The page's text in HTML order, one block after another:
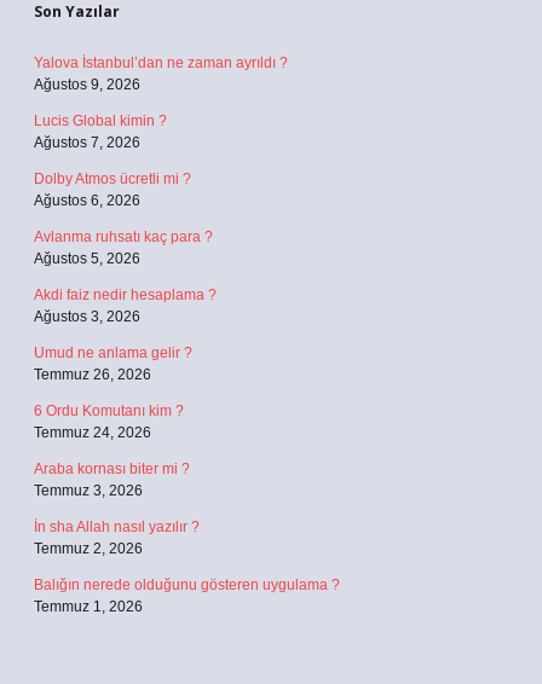
Son Yazılar
Yalova İstanbul’dan ne zaman ayrıldı ?
Ağustos 9, 2026
Lucis Global kimin ?
Ağustos 7, 2026
Dolby Atmos ücretli mi ?
Ağustos 6, 2026
Avlanma ruhsatı kaç para ?
Ağustos 5, 2026
Akdi faiz nedir hesaplama ?
Ağustos 3, 2026
Umud ne anlama gelir ?
Temmuz 26, 2026
6 Ordu Komutanı kim ?
Temmuz 24, 2026
Araba kornası biter mi ?
Temmuz 3, 2026
İn sha Allah nasıl yazılır ?
Temmuz 2, 2026
Balığın nerede olduğunu gösteren uygulama ?
Temmuz 1, 2026